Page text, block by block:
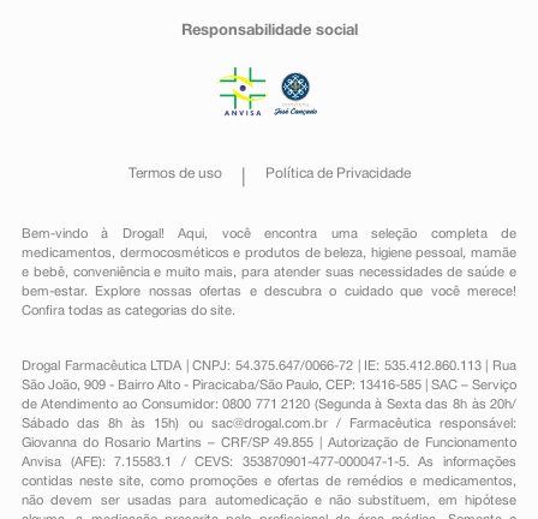
Responsabilidade social
Termos de uso Política de Privacidade
Bem-vindo à Drogal! Aqui, você encontra uma seleção completa de
medicamentos , dermocosméticos e produtos de beleza, higiene pessoal ,mamãe
e bebê, conveniênciae muito mais, para atender suas necessidades de saúde e
bem-estar. Explore nossas ofertas e descubra o cuidado que você merece!
Confira todas as categorias do site.
Drogal Farmacêutica LTDA | CNPJ: 54.375.647/0066-72 | IE: 535.412.860.113 | Rua
São João, 909 - Bairro Alto - Piracicaba/São Paulo, CEP: 13416-585 | SAC – Serviço
de Atendimento ao Consumidor: 0800 771 2120 (Segunda à Sexta das 8h às 20h/
Sábado das 8h às 15h) ou sac@drogal.com.br/ Farmacêutica responsável:
Giovanna do Rosario Martins – CRF/SP 49.855 | Autorização de Funcionamento
Anvisa (AFE): 7.15583.1 / CEVS: 353870901-477-000047-1-5. As informações
contidas neste site, como promoções e ofertas de remédios e medicamentos,
não devem ser usadas para automedicação e não substituem, em hipótese